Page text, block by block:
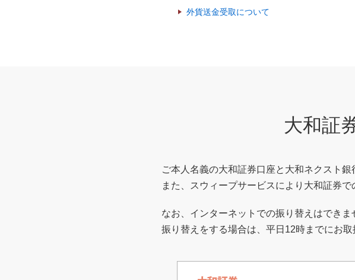
外貨送金受取について
大和証
ご本人名義の大和証券口座と大和ネクスト
また、スウィープサービスにより大和証券
なお、インターネットでの振り替えはでき
振り替えをする場合は、平日12時までにお取